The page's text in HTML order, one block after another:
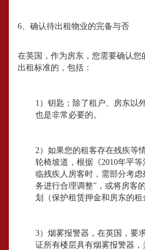
6、确认待出租物业的完备与否
在英国，作为房东，您需要确认您
出租标准的，包括：
1）钥匙；除了租户、房东以
也是非常必要的。
2）如果您的租客存在残疾等
轮椅坡道，根据《2010年平
临残疾人房客时，需部分考
务进行合理调整”，或将房客
划（保护租赁押金和房东的租
3）烟雾报警器，在英国，要
证所有楼层具有烟雾报警器